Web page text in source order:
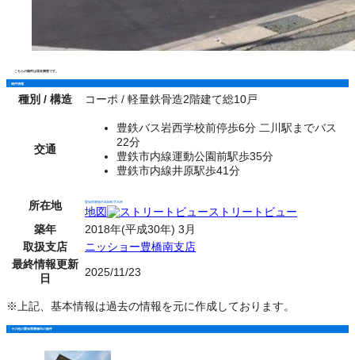
こちらの物件は現在満室です。
物件情報
種別 / 構造 コーポ / 軽量鉄骨造2階建て総10戸
交通
豊鉄バス岩西学校前停歩6分 二川駅までバス
22分
豊鉄市内線運動公園前駅歩35分
豊鉄市内線井原駅歩41分
所在地 愛知県豊橋市高師町字水神
地図
ストリートビュー
築年
2018年(平成30年) 3月
取扱支店
ニッショー豊橋南支店
最終情報更新
日
2025/11/23
※上記、基本情報は過去の情報を元に作成しております。
その他の愛知県豊橋市の物件